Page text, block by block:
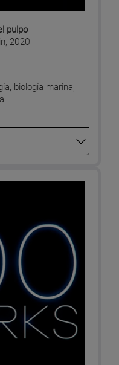
pulpo
2020
biología marina,